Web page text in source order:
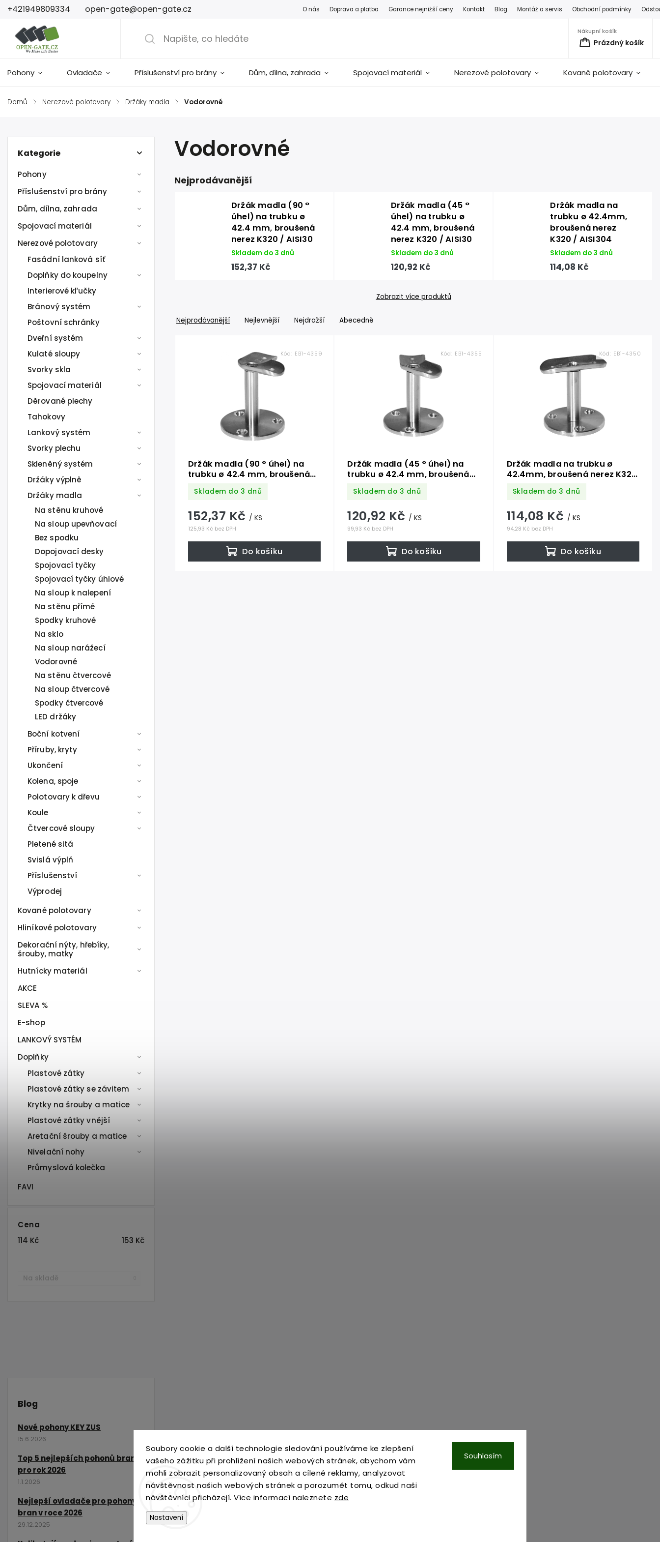
Soubory cookie a další technologie sledování používáme ke zlepšení
vašeho zážitku při prohlížení našich webových stránek, abychom vám
mohli zobrazit personalizovaný obsah a cílené reklamy, analyzovat
návštěvnost našich webových stránek a porozumět tomu, odkud naši
návštěvníci přicházejí. Více informací naleznete zde
Nastavení
Souhlasím
+421949809334 open-gate@open-gate.cz O nás Doprava a platba Garance nejnižší ceny Kontakt Blog Montáž a servis Obchodní podmínky
Nákupní košík
Prázdný košík
Pohony Ovladače Příslušenství pro brány Dům, dílna, zahrada Spojovací materiál Nerezové polotovary Kované polotovary
Domů / Nerezové polotovary / Držáky madla / Vodorovné
Kategorie
Pohony
Příslušenství pro brány
Dům, dílna, zahrada
Spojovací materiál
Nerezové polotovary
Fasádní lanková síť
Doplňky do koupelny
Interierové kľučky
Bránový systém
Poštovní schránky
Dveřní systém
Kulaté sloupy
Svorky skla
Spojovací materiál
Děrované plechy
Tahokovy
Lankový systém
Svorky plechu
Skleněný systém
Držáky výplně
Držáky madla
Na stěnu kruhové
Na sloup upevňovací
Bez spodku
Dopojovací desky
Spojovací tyčky
Spojovací tyčky úhlové
Na sloup k nalepení
Na stěnu přímé
Spodky kruhové
Na sklo
Na sloup narážecí
Vodorovné
Na stěnu čtvercové
Na sloup čtvercové
Spodky čtvercové
LED držáky
Boční kotvení
Příruby, kryty
Ukončení
Kolena, spoje
Polotovary k dřevu
Koule
Čtvercové sloupy
Pletené sitá
Svislá výplň
Příslušenství
Výprodej
Kované polotovary
Hliníkové polotovary
Dekorační nýty, hřebíky,
šrouby, matky
Hutnícky materiál
AKCE
SLEVA %
E-shop
LANKOVÝ SYSTÉM
Doplňky
Plastové zátky
Plastové zátky se závitem
Krytky na šrouby a matice
Plastové zátky vnější
Aretační šrouby a matice
Nivelační nohy
Průmyslová kolečka
FAVI
Cena
114 Kč 153 Kč
Na skladě
Blog
Nové pohony KEY ZUS
15.6.2026
Top 5 nejlepších pohonů bran
pro rok 2026
1.1.2026
Nejlepší ovladače pro pohony
bran v roce 2026
29.12.2025
Vodorovné
Nejprodávanější
Držák madla (90 °
úhel) na trubku ø
42.4 mm, broušená
nerez K320 / AISI30
Skladem do 3 dnů
152,37 Kč
Držák madla (45 °
úhel) na trubku ø
42.4 mm, broušená
nerez K320 / AISI30
Skladem do 3 dnů
120,92 Kč
Držák madla na
trubku ø 42.4mm,
broušená nerez
K320 / AISI304
Skladem do 3 dnů
114,08 Kč
Zobrazit více produktů
Nejprodávanější Nejlevnější Nejdražší Abecedně
Držák madla (90 ° úhel) na
trubku ø 42.4 mm, broušená
nerez K320 / AISI30
Skladem do 3 dnů
125,93 Kč bez DPH
152,37 Kč / KS
Do košíku
Kód: EB1-4359
Držák madla (45 ° úhel) na
trubku ø 42.4 mm, broušená
nerez K320 / AISI30
Skladem do 3 dnů
99,93 Kč bez DPH
120,92 Kč/ KS
Do košíku
Kód: EB1-4355
Držák madla na trubku ø
42.4mm, broušená nerez K320
Skladem do 3 dnů
94,28 Kč bez DPH
114,08 Kč / KS
Do košíku
Kód: EB1-4350